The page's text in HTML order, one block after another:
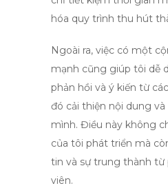
hóa quy trình thu hút
Ngoài ra, việc có một
mạnh cũng giúp tôi dễ
phản hồi và ý kiến từ
đó cải thiện nội dung
mình. Điều này không
của tôi phát triển mà
tin và sự trung thành từ
viên.